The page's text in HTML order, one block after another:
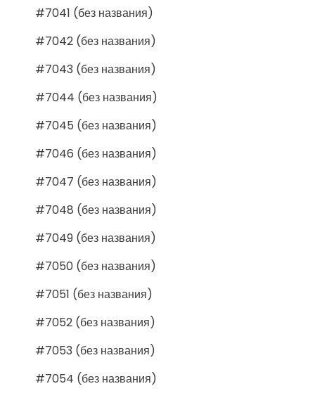
#7041 (без названия)
#7042 (без названия)
#7043 (без названия)
#7044 (без названия)
#7045 (без названия)
#7046 (без названия)
#7047 (без названия)
#7048 (без названия)
#7049 (без названия)
#7050 (без названия)
#7051 (без названия)
#7052 (без названия)
#7053 (без названия)
#7054 (без названия)